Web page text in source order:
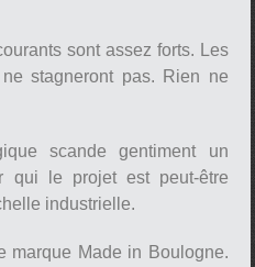
sont assez forts. Les
stagneront pas. Rien ne
scande gentiment un
qui le projet est peut-être
industrielle.
marque Made in Boulogne.